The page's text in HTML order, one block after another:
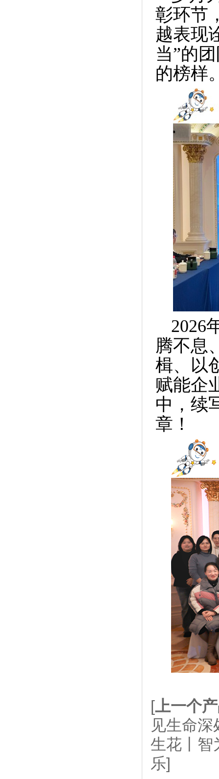
彰环节
越表现
当”的
的榜样
2026
腾不息
楫、以
赋能企
中，续
章！
[上一个
见生命
生花丨智
乐]